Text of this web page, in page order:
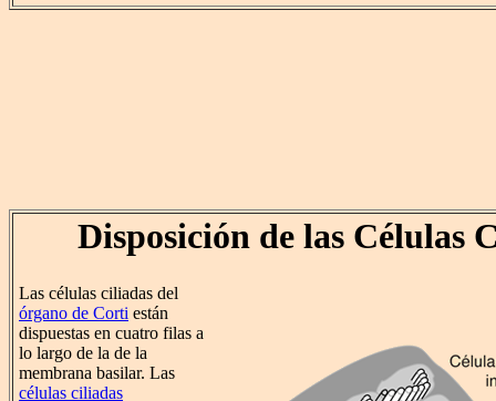
Disposición de las Células
Las células ciliadas del
órgano de Corti están
dispuestas en cuatro filas a
lo largo de la de la
membrana basilar. Las
células ciliadas